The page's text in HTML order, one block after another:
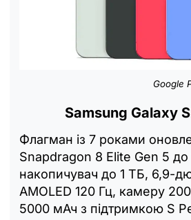
Google
Samsung Galaxy
Флагман із 7 роками
Snapdragon 8 Elite Gen 5
накопичувач до 1 ТБ, 6,9-
AMOLED 120 Гц, камеру
5000 мАч з підтримкою S